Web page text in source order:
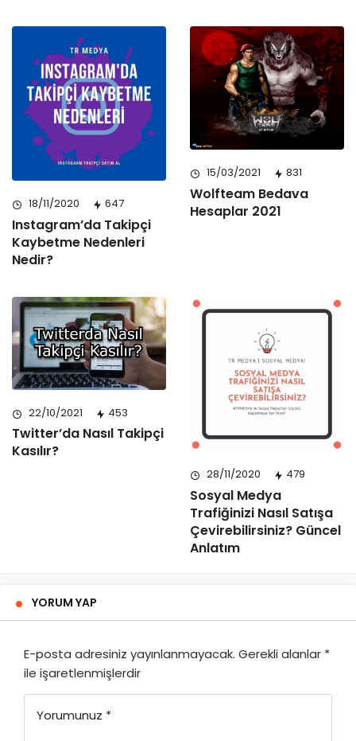
18/11/2020 647
Instagram’da Takipçi
Kaybetme Nedenleri
Nedir?
15/03/2021 831
Wolfteam Bedava
Hesaplar 2021
22/10/2021 453
Twitter’da Nasıl Takipçi
Kasılır?
28/11/2020 479
Sosyal Medya
Trafiğinizi Nasıl Satışa
Çevirebilirsiniz? Güncel
Anlatım
YORUM YAP
E-posta adresiniz yayınlanmayacak. Gerekli alanlar *
ile işaretlenmişlerdir
Yorumunuz *